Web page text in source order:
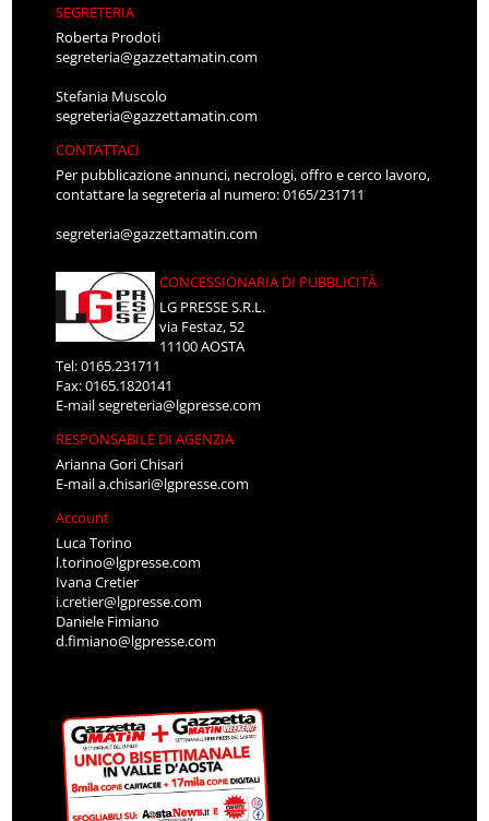
SEGRETERIA
Roberta Prodoti
segreteria@gazzettamatin.com
Stefania Muscolo
segreteria@gazzettamatin.com
CONTATTACI
Per pubblicazione annunci, necrologi, offro e cerco lavoro,
contattare la segreteria al numero: 0165/231711
segreteria@gazzettamatin.com
CONCESSIONARIA DI PUBBLICITÀ
LG PRESSE S.R.L.
via Festaz, 52
11100 AOSTA
Tel: 0165.231711
Fax: 0165.1820141
E-mailsegreteria@lgpresse.com
RESPONSABILE DI AGENZIA
Arianna Gori Chisari
E-maila.chisari@lgpresse.com
Account
Luca Torino
l.torino@lgpresse.com
Ivana Cretier
i.cretier@lgpresse.com
Daniele Fimiano
d.fimiano@lgpresse.com